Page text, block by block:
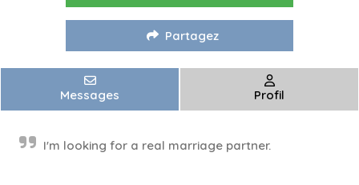
Partagez
Messages Profil
I'm looking for a real marriage partner.